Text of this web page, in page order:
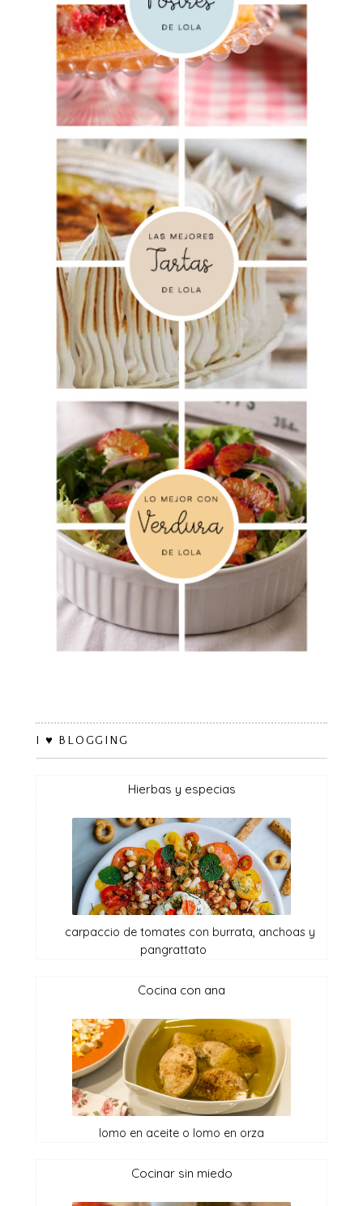
I ♥ BLOGGING
hierbas y especias
carpaccio de tomates con burrata, anchoas y
pangrattato
cocina con ana
lomo en aceite o lomo en orza
cocinar sin miedo